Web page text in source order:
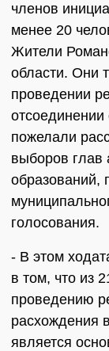
членов
менее 20
Жители
области. Они
проведении
отсоединении
пожелали
выборов глав
образований,
голосования.
- В этом
в том, что из
проведению
расхождения
является